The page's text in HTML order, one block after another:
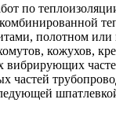
по
полотном
кожухов,
вибрирующих
частей